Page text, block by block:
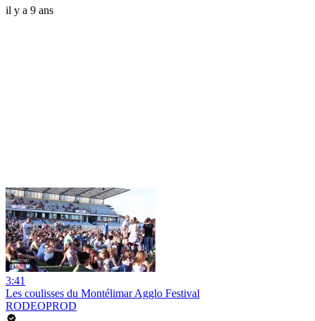
il y a 9 ans
3:41
Les coulisses du Montélimar Agglo Festival
RODEOPROD